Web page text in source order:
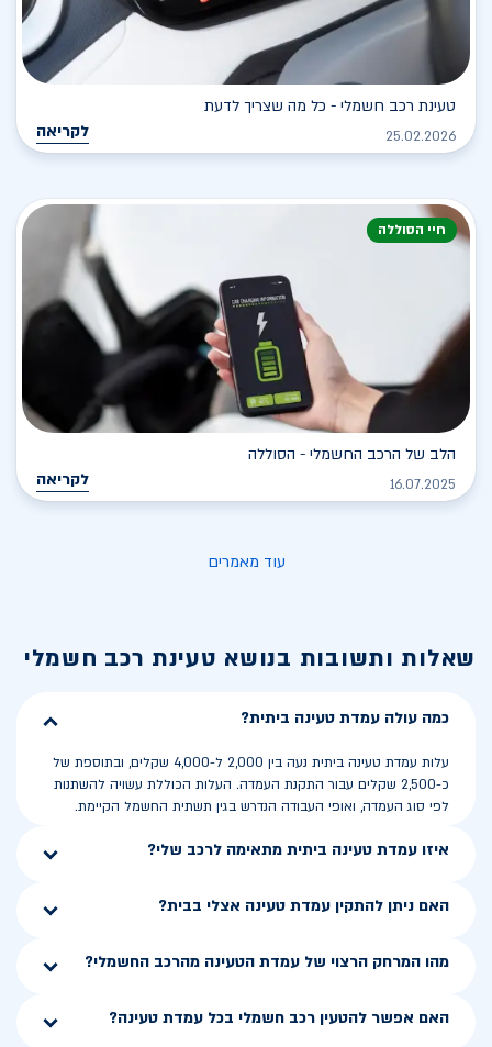
טעינת רכב חשמלי - כל מה שצריך לדעת
25.02.2026 לקריאה
חיי הסוללה
הלב של הרכב החשמלי - הסוללה
16.07.2025 לקריאה
עוד מאמרים
שאלות ותשובות בנושא טעינת רכב חשמלי
כמה עולה עמדת טעינה ביתית?
עלות עמדת טעינה ביתית נעה בין 2,000 ל-4,000 שקלים, ובתוספת של
כ-2,500 שקלים עבור התקנת העמדה. העלות הכוללת עשויה להשתנות
לפי סוג העמדה, ואופי העבודה הנדרש בגין תשתית החשמל הקיימת.
איזו עמדת טעינה ביתית מתאימה לרכב שלי?
האם ניתן להתקין עמדת טעינה אצלי בבית?
מהו המרחק הרצוי של עמדת הטעינה מהרכב החשמלי?
האם אפשר להטעין רכב חשמלי בכל עמדת טעינה?